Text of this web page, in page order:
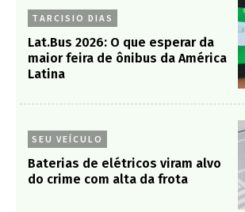
TARCISIO DIAS
Lat.Bus 2026: O que esperar da
maior feira de ônibus da América
Latina
SEU VEÍCULO
Baterias de elétricos viram alvo
do crime com alta da frota